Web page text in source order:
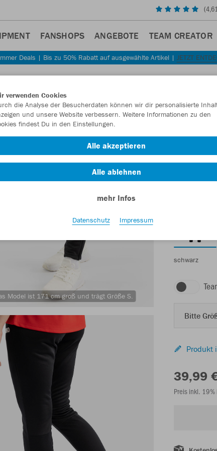
(4,61
FANSHOPS ANGEBOTE TEAM CREATOR
Deals | Bis zu 50% Rabatt auf ausgewählte Artikel | JETZT
Model ist 171 cm groß und trägt Größe S.
JAKO
Lust auf
schwarz
Bitte
Produkt
39,99
Preis inkl. 19%
verwenden Cookies
die Analyse der Besucherdaten können wir dir personalisierte
und unsere Website verbessern. Weitere Informationen zu den
findest Du in den Einstellungen.
Alle akzeptieren
Alle ablehnen
mehr Infos
Datenschutz Impressum